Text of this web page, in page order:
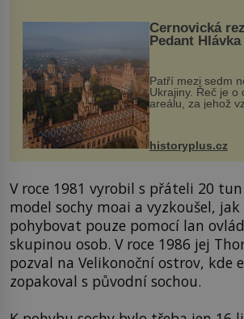
Černovická
Pedant
Patří mezi sedm
Ukrajiny. Řeč je o
areálu, za jehož
český architekt
na něm dal
historyplus.cz
V roce 1981 vyrobil s přáteli 20
model sochy moai a vyzkoušel,
pohybovat pouze pomocí lan
skupinou osob. V roce 1986 jej
pozval na Velikonoční ostrov, kde
zopakoval s původní sochou.